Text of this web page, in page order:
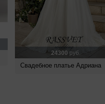
24300 руб.
Свадебное платье Адриана